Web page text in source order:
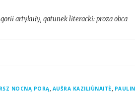
artykuły, gatunek literacki:proza obca
NOCNĄ PORĄ, AUŠRA KAZILIŪNAITÈ,